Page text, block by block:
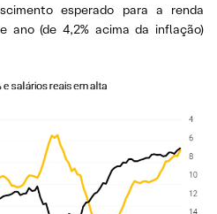
esperado para a renda
ano (de 4,2% acima da inflação)